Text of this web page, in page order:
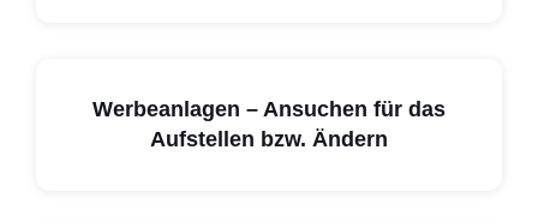
Werbeanlagen – Ansuchen für das
Aufstellen bzw. Ändern